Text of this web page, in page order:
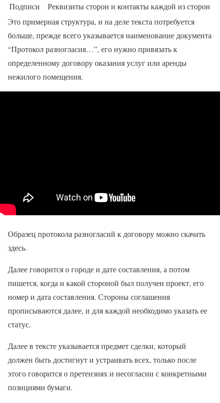
Подписи
Реквизиты сторон и контакты каждой из сторон
Это примерная структура, и на деле текста потребуется
больше, прежде всего указывается наименование документа
“Протокол разногласия…”, его нужно привязать к
определенному договору оказания услуг или аренды
нежилого помещения.
Образец протокола разногласий к договору можно скачать
здесь.
Далее говорится о городе и дате составления, а потом
пишется, когда и какой стороной был получен проект, его
номер и дата составления. Стороны соглашения
прописываются далее, и для каждой необходимо указать ее
статус.
Далее в тексте указывается предмет сделки, который
должен быть достигнут и устраивать всех, только после
этого говорится о претензиях и несогласии с конкретными
позициями бумаги.